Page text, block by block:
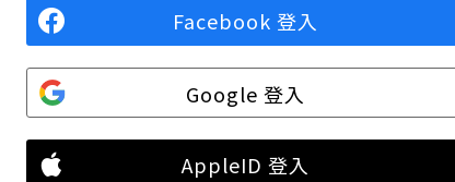
Facebook 登入
Google 登入
AppleID 登入